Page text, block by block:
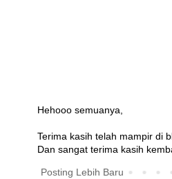
Hehooo semuanya,
Terima kasih telah mampir di
Dan sangat terima kasih
Posting Lebih Baru